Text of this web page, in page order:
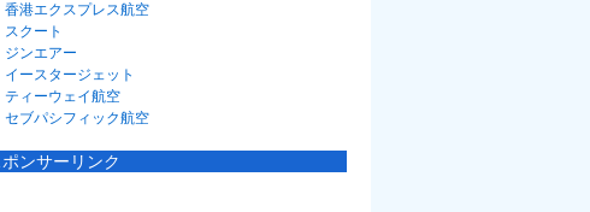
香港エクスプレス航空
スクート
ジンエアー
イースタージェット
ティーウェイ航空
セブパシフィック航空
ポンサーリンク